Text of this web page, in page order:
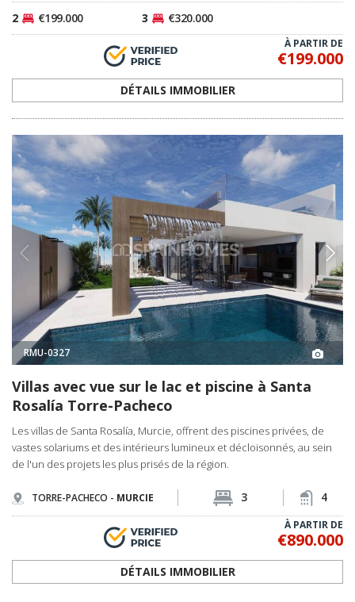
2 €199.000 3 €320.000
À PARTIR DE
€199.000
DÉTAILS IMMOBILIER
RMU-0327
Villas avec vue sur le lac et piscine à Santa
Rosalía Torre-Pacheco
Les villas de Santa Rosalía, Murcie, offrent des piscines privées, de
vastes solariums et des intérieurs lumineux et décloisonnés, au sein
de l'un des projets les plus prisés de la région.
TORRE-PACHECO - MURCIE 3 4
À PARTIR DE
€890.000
DÉTAILS IMMOBILIER